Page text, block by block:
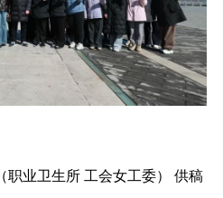
（职业卫生所 工会女工委） 供稿